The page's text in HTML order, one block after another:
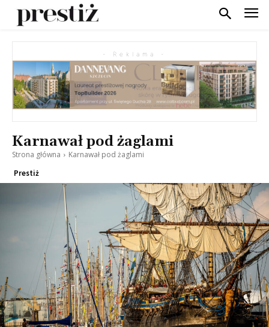
- Reklama -
Karnawał pod żaglami
Strona główna
Karnawał pod żaglami
Prestiż